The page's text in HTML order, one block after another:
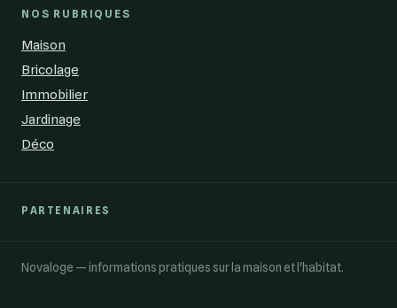
NOS RUBRIQUES
Maison
Bricolage
Immobilier
Jardinage
Déco
PARTENAIRES
Novaloge — informations pratiques sur la maison et l'habitat.